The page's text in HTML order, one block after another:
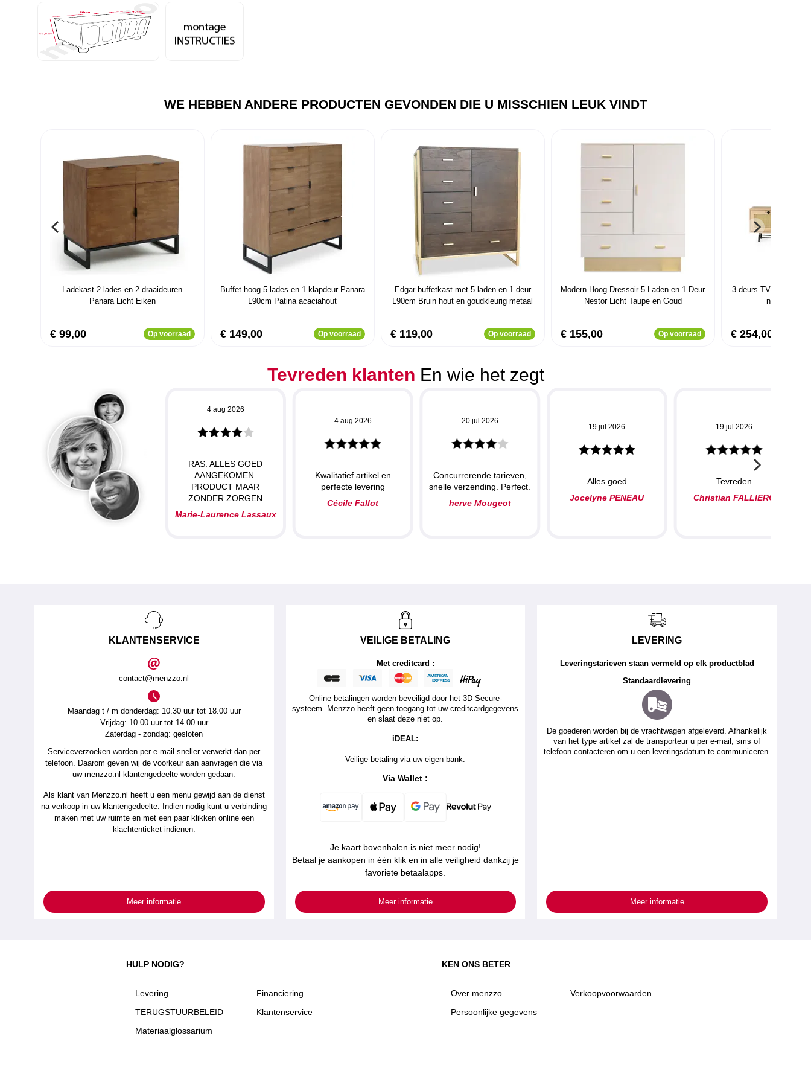
WE HEBBEN ANDERE PRODUCTEN GEVONDEN DIE U MISSCHIEN LEUK VINDT
Ladekast 2 lades en 2 draaideuren
Panara Licht Eiken
€ 99,00 Op voorraad
Buffet hoog 5 lades en 1 klapdeur Panara
L90cm Patina acaciahout
€ 149,00 Op voorraad
Edgar buffetkast met 5 laden en 1 deur
L90cm Bruin hout en goudkleurig metaal
€ 119,00 Op voorraad
Modern Hoog Dressoir 5 Laden en 1 Deur
Nestor Licht Taupe en Goud
€ 155,00 Op voorraad
3-deurs TV-meubel in
naturel en
€ 254,00
Tevreden klanten En wie het zegt
4 aug 2026
RAS. ALLES GOED
AANGEKOMEN.
PRODUCT MAAR
ZONDER ZORGEN
Marie-Laurence Lassaux
4 aug 2026
Kwalitatief artikel en
perfecte levering
Cécile Fallot
20 jul 2026
Concurrerende tarieven,
snelle verzending. Perfect.
herve Mougeot
19 jul 2026
Alles goed
Jocelyne PENEAU
19 jul 2026
Tevreden
Christian FALLIERO
KLANTENSERVICE
contact@menzzo.nl
Maandag t / m donderdag: 10.30 uur tot 18.00 uur
Vrijdag: 10.00 uur tot 14.00 uur
Zaterdag - zondag: gesloten
Serviceverzoeken worden per e-mail sneller verwerkt dan per
telefoon. Daarom geven wij de voorkeur aan aanvragen die via
uw menzzo.nl-klantengedeelte worden gedaan.
Als klant van Menzzo.nl heeft u een menu gewijd aan de dienst
na verkoop in uw klantengedeelte. Indien nodig kunt u verbinding
maken met uw ruimte en met een paar klikken online een
klachtenticket indienen.
Meer informatie
VEILIGE BETALING
Met creditcard :
Online betalingen worden beveiligd door het 3D Secure-
systeem. Menzzo heeft geen toegang tot uw creditcardgegevens
en slaat deze niet op.
iDEAL:
Veilige betaling via uw eigen bank.
Via Wallet :
Je kaart bovenhalen is niet meer nodig!
Betaal je aankopen in één klik en in alle veiligheid dankzij je
favoriete betaalapps.
Meer informatie
LEVERING
Leveringstarieven staan vermeld op elk productblad
Standaardlevering
De goederen worden bij de vrachtwagen afgeleverd. Afhankelijk
van het type artikel zal de transporteur u per e-mail, sms of
telefoon contacteren om u een leveringsdatum te communiceren.
Meer informatie
HULP NODIG?
Levering
TERUGSTUURBELEID
Materiaalglossarium
Financiering
Klantenservice
KEN ONS BETER
Over menzzo
Persoonlijke gegevens
Verkoopvoorwaarden